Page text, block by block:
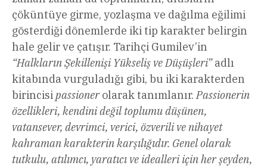
çöküntüye girme, yozlaşma ve dağılma eğilimi
gösterdiği dönemlerde iki tip karakter belirgin
hale gelir ve çatışır. Tarihçi Gumilev’in
“Halkların Şekillenişi Yükseliş ve Düşüşleri”adlı
kitabında vurguladığı gibi, bu iki karakterden
birincisipassionerolarak tanımlanır.Passionerin
özellikleri, kendini değil toplumu düşünen,
vatansever, devrimci, verici, özverili ve nihayet
kahraman karakterin karşılığıdır. Genel olarak
tutkulu, atılımcı, yaratıcı ve idealleri için her şeyden,